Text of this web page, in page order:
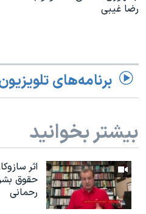
رضا غیبی
برنامه‌های
بیشتر بخوانید
اثر
حقوق بشر
رحمانی